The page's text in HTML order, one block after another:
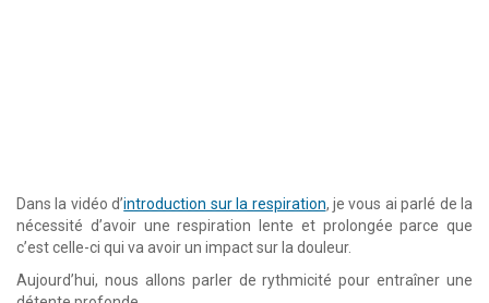
Dans la vidéo d’introduction sur la respiration, je vous ai parlé de la
nécessité d’avoir une respiration lente et prolongée parce que
c’est celle-ci qui va avoir un impact sur la douleur.
Aujourd’hui, nous allons parler de rythmicité pour entraîner une